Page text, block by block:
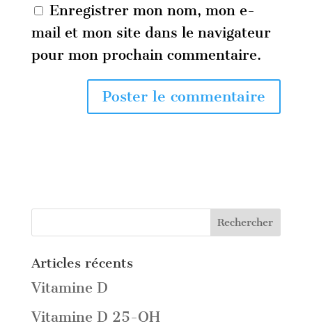
Enregistrer mon nom, mon e-
mail et mon site dans le navigateur
pour mon prochain commentaire.
Articles récents
Vitamine D
Vitamine D 25-OH